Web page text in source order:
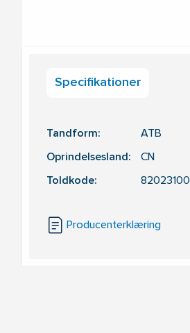
Specifikationer
Tandform: ATB
Oprindelsesland: CN
Toldkode: 82023100
Producenterklæring